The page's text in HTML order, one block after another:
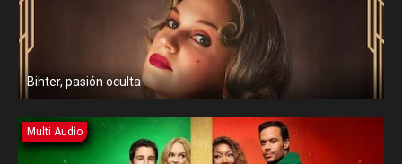
Bihter, pasión oculta
Multi Audio